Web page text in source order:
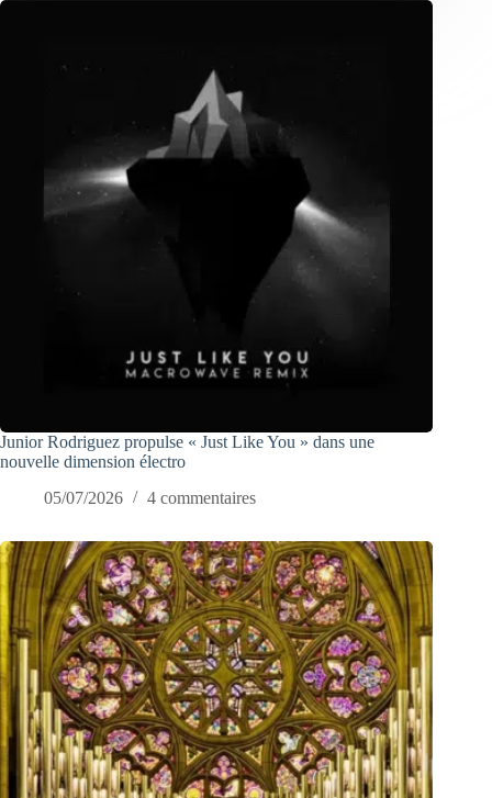
Junior Rodriguez propulse « Just Like You » dans une
nouvelle dimension électro
05/07/2026
4 commentaires